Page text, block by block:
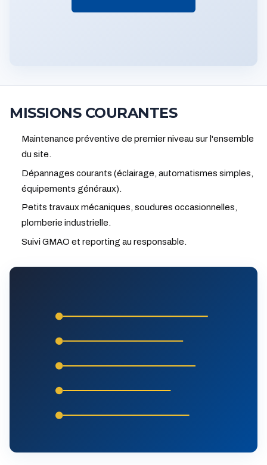
MISSIONS COURANTES
Maintenance préventive de premier niveau sur l'ensemble
du site.
Dépannages courants (éclairage, automatismes simples,
équipements généraux).
Petits travaux mécaniques, soudures occasionnelles,
plomberie industrielle.
Suivi GMAO et reporting au responsable.